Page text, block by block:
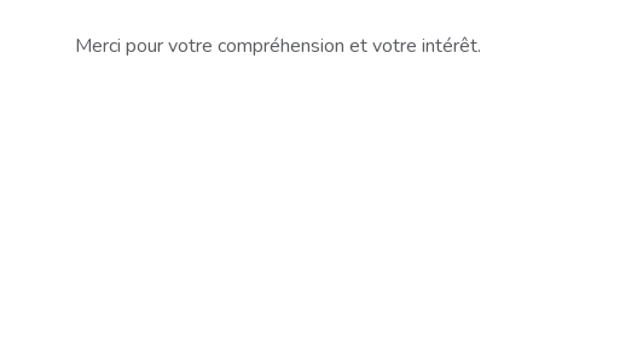
Merci pour votre compréhension et votre intérêt.